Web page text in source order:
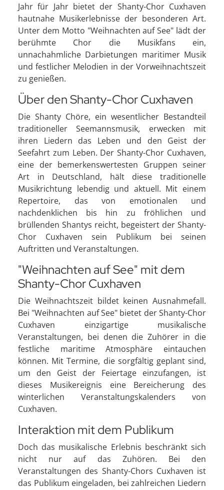
Jahr für Jahr bietet der Shanty-Chor Cuxhaven
hautnahe Musikerlebnisse der besonderen Art.
Unter dem Motto "Weihnachten auf See" lädt der
berühmte Chor die Musikfans ein,
unnachahmliche Darbietungen maritimer Musik
und festlicher Melodien in der Vorweihnachtszeit
zu genießen.
Über den Shanty-Chor Cuxhaven
Die Shanty Chöre, ein wesentlicher Bestandteil
traditioneller Seemannsmusik, erwecken mit
ihren Liedern das Leben und den Geist der
Seefahrt zum Leben. Der Shanty-Chor Cuxhaven,
eine der bemerkenswertesten Gruppen seiner
Art in Deutschland, hält diese traditionelle
Musikrichtung lebendig und aktuell. Mit einem
Repertoire, das von emotionalen und
nachdenklichen bis hin zu fröhlichen und
brüllenden Shantys reicht, begeistert der Shanty-
Chor Cuxhaven sein Publikum bei seinen
Auftritten und Veranstaltungen.
"Weihnachten auf See" mit dem
Shanty-Chor Cuxhaven
Die Weihnachtszeit bildet keinen Ausnahmefall.
Bei "Weihnachten auf See" bietet der Shanty-Chor
Cuxhaven einzigartige musikalische
Veranstaltungen, bei denen die Zuhörer in die
festliche maritime Atmosphäre eintauchen
können. Mit Termine, die sorgfältig geplant sind,
um den Geist der Feiertage einzufangen, ist
dieses Musikereignis eine Bereicherung des
winterlichen Veranstaltungskalenders von
Cuxhaven.
Interaktion mit dem Publikum
Doch das musikalische Erlebnis beschränkt sich
nicht nur auf das Zuhören. Bei den
Veranstaltungen des Shanty-Chors Cuxhaven ist
das Publikum eingeladen, bei zahlreichen Liedern